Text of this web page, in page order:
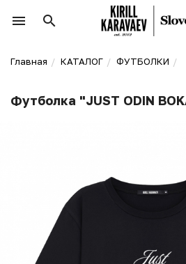
Главная КАТАЛОГ ФУТБОЛКИ
Футболка "JUST ODIN